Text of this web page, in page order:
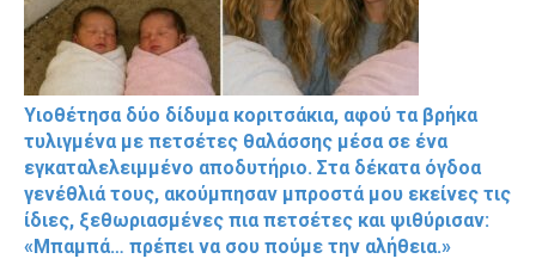
Υιοθέτησα δύο δίδυμα κοριτσάκια, αφού τα βρήκα
τυλιγμένα με πετσέτες θαλάσσης μέσα σε ένα
εγκαταλελειμμένο αποδυτήριο. Στα δέκατα όγδοα
γενέθλιά τους, ακούμπησαν μπροστά μου εκείνες τις
ίδιες, ξεθωριασμένες πια πετσέτες και ψιθύρισαν:
«Μπαμπά… πρέπει να σου πούμε την αλήθεια.»